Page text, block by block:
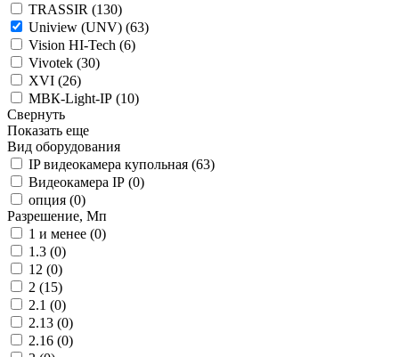
TRASSIR (130)
Uniview (UNV) (63)
Vision HI-Tech (6)
Vivotek (30)
XVI (26)
МВК-Light-IP (10)
Свернуть
Показать еще
Вид оборудования
IP видеокамера купольная (63)
Видеокамера IP (0)
опция (0)
Разрешение, Мп
1 и менее (0)
1.3 (0)
12 (0)
2 (15)
2.1 (0)
2.13 (0)
2.16 (0)